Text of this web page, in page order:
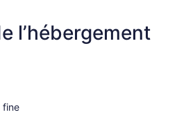
à Internet gratuitement par une
et un téléphone. De plus, les
théière et rideaux
l’hébergement
fine